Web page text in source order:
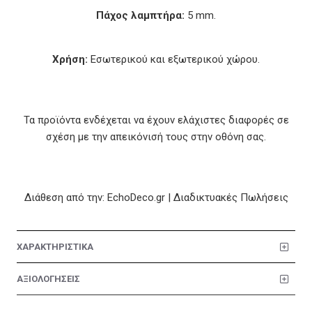
Πάχος λαμπτήρα: 5 mm.
Χρήση: Εσωτερικού και εξωτερικού χώρου.
Τα προϊόντα ενδέχεται να έχουν ελάχιστες διαφορές σε
σχέση με την απεικόνισή τους στην οθόνη σας.
Διάθεση από την: EchoDeco.gr | Διαδικτυακές Πωλήσεις
ΧΑΡΑΚΤΗΡΙΣΤΙΚΑ
ΑΞΙΟΛΟΓΗΣΕΙΣ